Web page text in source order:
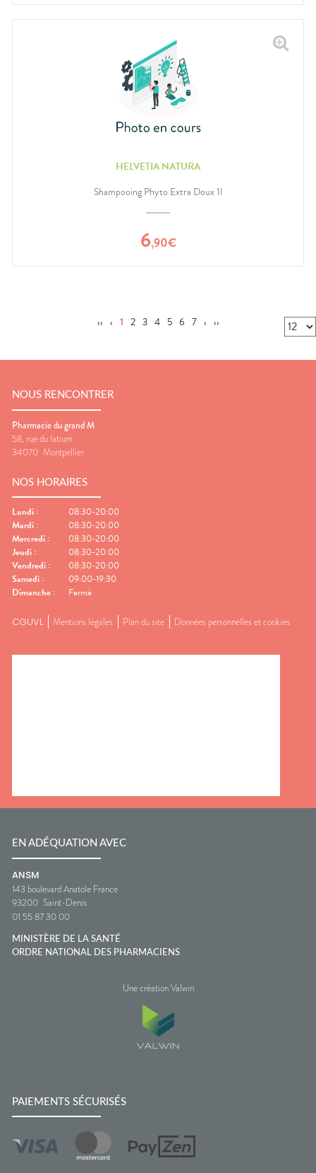
HELVETIA NATURA
Shampooing Phyto Extra Doux 1l
6,90€
‹‹ ‹ 1 2 3 4 5 6 7 › ››
NOUS RENCONTRER
Pharmacie du grand M
58, rue du latium
34070 Montpellier
NOS HORAIRES
Lundi :
08:30-20:00
Mardi :
08:30-20:00
Mercredi :
08:30-20:00
Jeudi :
08:30-20:00
Vendredi :
08:30-20:00
Samedi :
09:00-19:30
Dimanche : Fermé
CGUVL Mentions légales Plan du site Données personnelles et cookies
EN ADÉQUATION AVEC
ANSM
143 boulevard Anatole France
93200 Saint-Denis
01 55 87 30 00
MINISTÈRE DE LA SANTÉ
ORDRE NATIONAL DES PHARMACIENS
Une création Valwin
PAIEMENTS SÉCURISÉS